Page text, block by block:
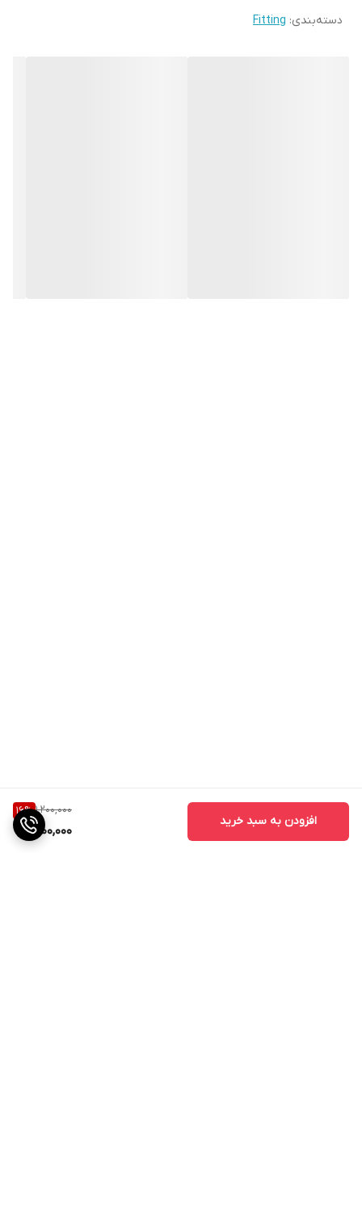
1,200,000
16%
1,000,000
افزودن به سبد خرید
دسته‌بندی:
Fitting